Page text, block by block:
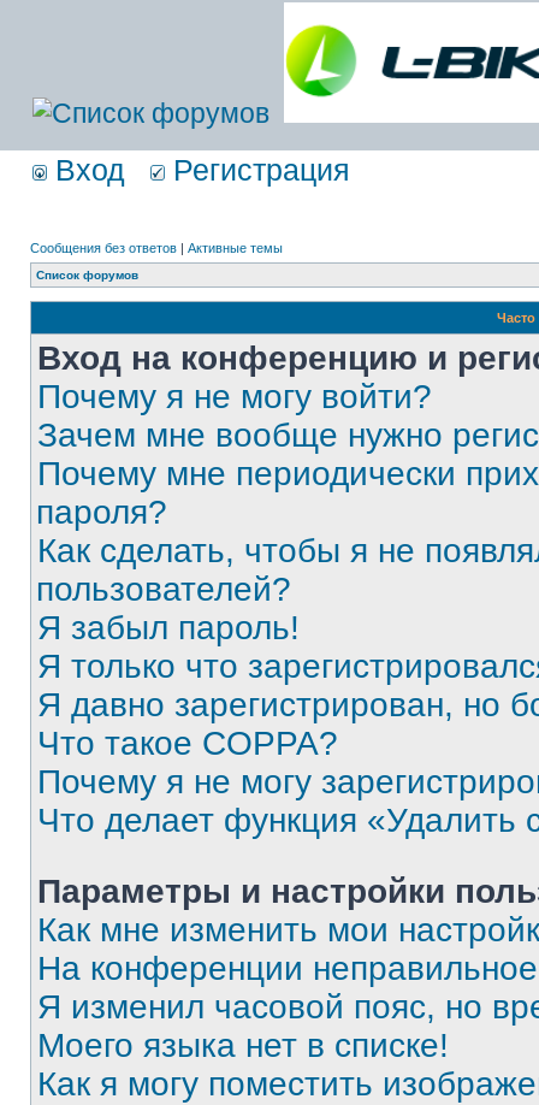
Вход Регистрация
Сообщения без ответов | Активные темы
Список форумов
Вход на конференцию и
Почему я не могу войти?
Зачем мне вообще нужно
Почему мне периодически
пароля?
Как сделать, чтобы я не
пользователей?
Я забыл пароль!
Я только что
Я давно зарегистрирован, но
Что такое COPPA?
Почему я не могу
Что делает функция «Удалить
Параметры и настройки
Как мне изменить мои
На конференции
Я изменил часовой пояс, но
Моего языка нет в списке!
Как я могу поместить